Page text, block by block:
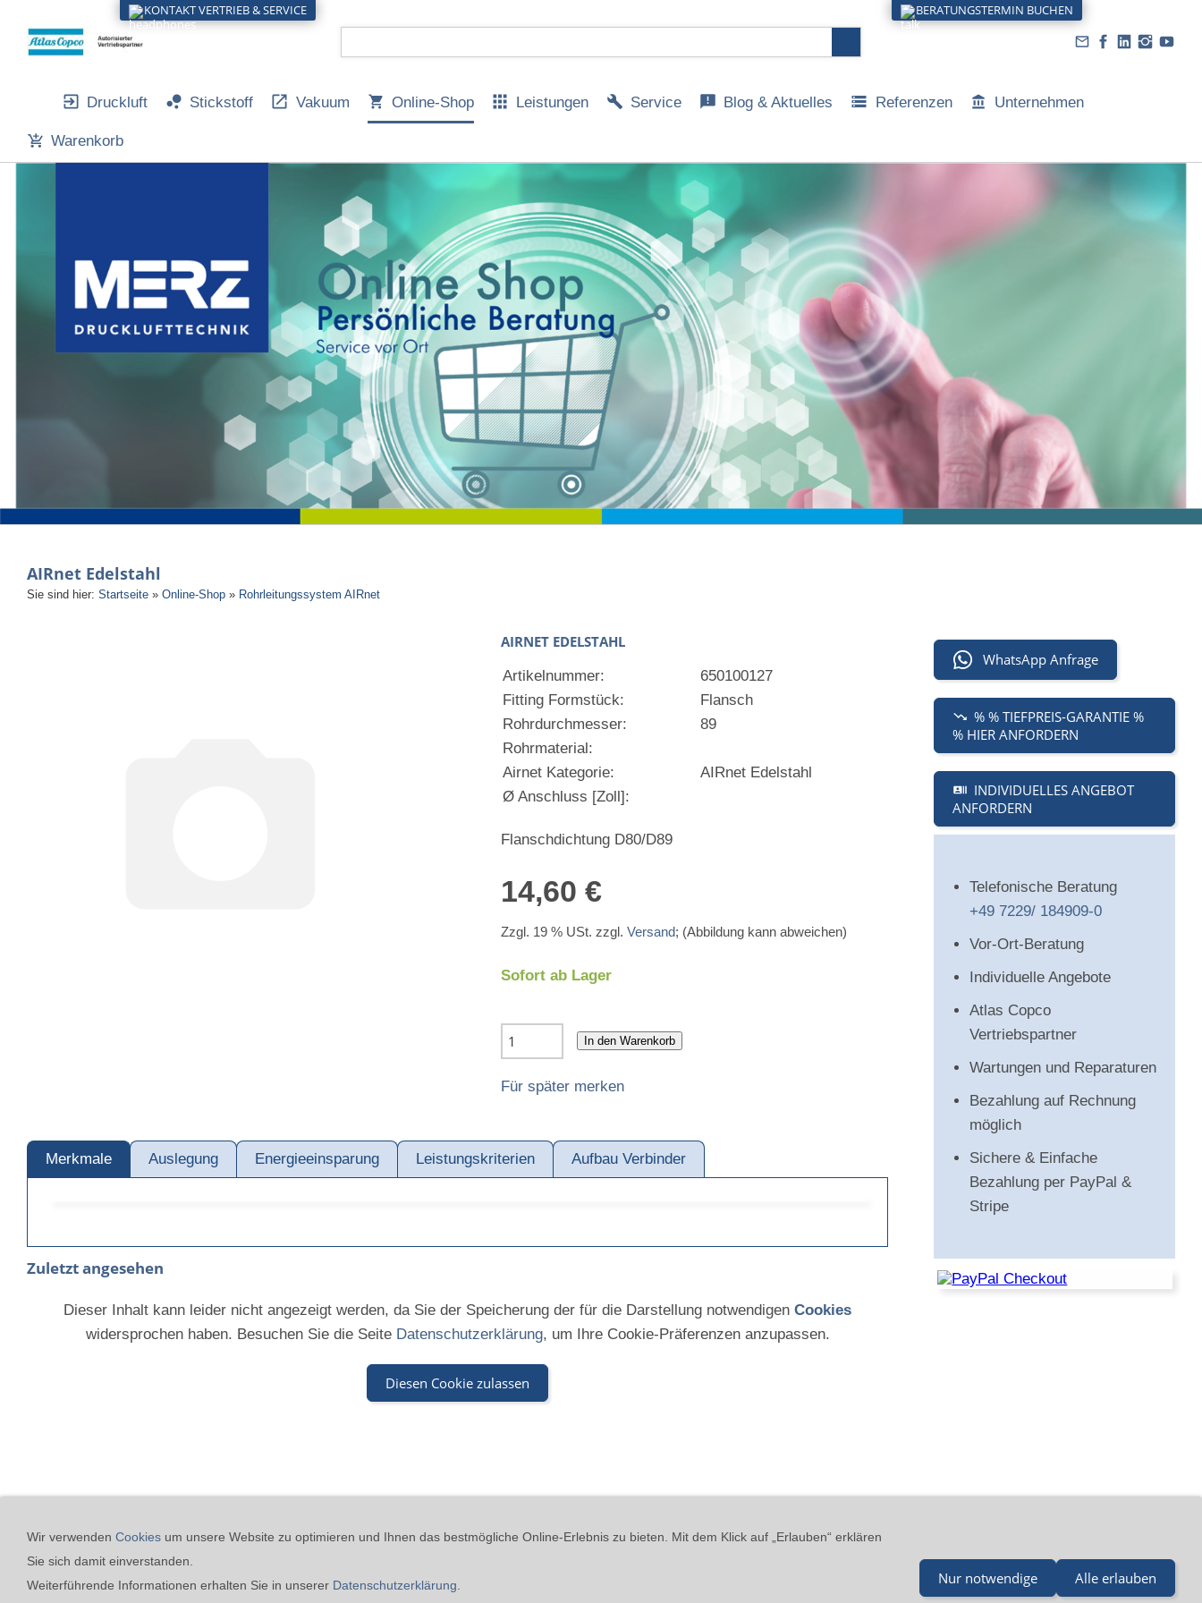
Druckluft Stickstoff Vakuum Online-Shop Leistungen Service Blog & Aktuelles Referenzen Unternehmen
Warenkorb
AIRnet Edelstahl
Sie sind hier: Startseite » Online-Shop » Rohrleitungssystem AIRnet
AIRNET EDELSTAHL
Artikelnummer:
650100127
Fitting Formstück:
Flansch
Rohrdurchmesser:
89
Rohrmaterial:
Airnet Kategorie:
AIRnet Edelstahl
Ø Anschluss [Zoll]:
Flanschdichtung D80/D89
14,60 €
Zzgl. 19 % USt. zzgl. Versand; (Abbildung kann abweichen)
Sofort ab Lager
In den Warenkorb
Für später merken
Merkmale Auslegung Energieeinsparung Leistungskriterien Aufbau Verbinder
Zuletzt angesehen
Dieser Inhalt kann leider nicht angezeigt werden, da Sie der Speicherung der für die Darstellung notwendigen Cookies
widersprochen haben. Besuchen Sie die Seite Datenschutzerklärung, um Ihre Cookie-Präferenzen anzupassen.
Diesen Cookie zulassen
WhatsApp Anfrage
% % TIEFPREIS-GARANTIE %
% HIER ANFORDERN
INDIVIDUELLES ANGEBOT
ANFORDERN
Telefonische Beratung
+49 7229/ 184909-0
Vor-Ort-Beratung
Individuelle Angebote
Atlas Copco
Vertriebspartner
Wartungen und Reparaturen
Bezahlung auf Rechnung
möglich
Sichere & Einfache
Bezahlung per PayPal &
Stripe
KONTAKT VERTRIEB & SERVICE BERATUNGSTERMIN BUCHEN
Merz GmbH Drucklufttechnik - Beinheimer Straße 19 - 76437 Rastatt - Tel.: 07229-184 90 9-0 - mail@merz-drucklufttechnik.de
Wir verwenden Cookies um unsere Website zu optimieren und Ihnen das bestmögliche Online-Erlebnis zu bieten. Mit dem Klick auf „Erlauben“ erklären
Sie sich damit einverstanden.
Weiterführende Informationen erhalten Sie in unserer Datenschutzerklärung Nur notwendige Alle erlauben